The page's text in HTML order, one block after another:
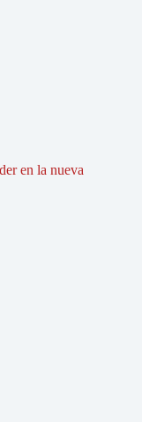
en la nueva